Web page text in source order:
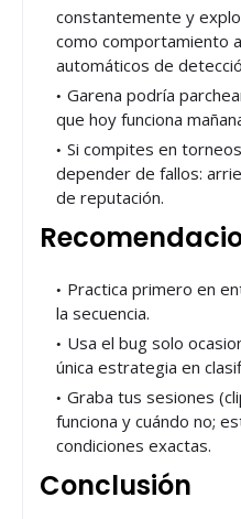
constantemente y
como comportamiento
automáticos de
Garena podría
que hoy funciona
Si compites en
depender de fallos:
de reputación.
Practica primero en
la secuencia.
Usa el bug solo
única estrategia en
Graba tus sesiones
funciona y cuándo no;
condiciones exactas.
Conclusión